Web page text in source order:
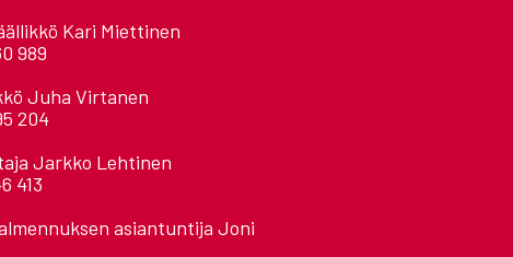
Kari Miettinen
989
Juha Virtanen
204
Jarkko Lehtinen
413
asiantuntija Joni